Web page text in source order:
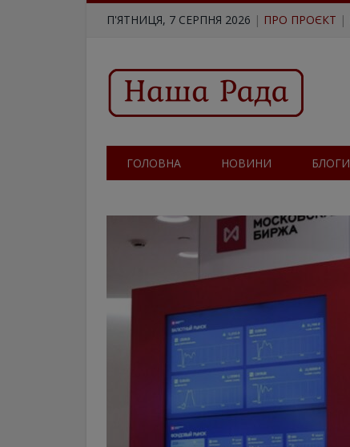
П'ЯТНИЦЯ, 7 СЕРПНЯ 2026 | ПРО ПРОЄКТ |
ГОЛОВНА НОВИНИ БЛОГИ